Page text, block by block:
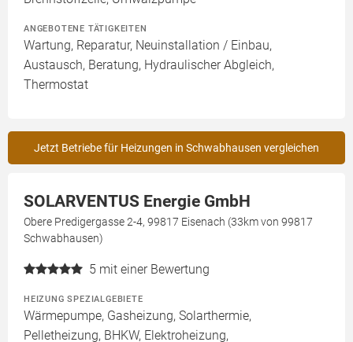
ANGEBOTENE TÄTIGKEITEN
Wartung, Reparatur, Neuinstallation / Einbau,
Austausch, Beratung, Hydraulischer Abgleich,
Thermostat
Jetzt Betriebe für Heizungen in Schwabhausen vergleichen
SOLARVENTUS Energie GmbH
Obere Predigergasse 2-4, 99817 Eisenach (33km von 99817
Schwabhausen)
5 mit einer Bewertung
HEIZUNG SPEZIALGEBIETE
Wärmepumpe, Gasheizung, Solarthermie,
Pelletheizung, BHKW, Elektroheizung,